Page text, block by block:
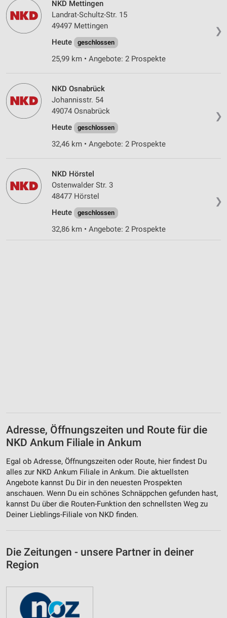
❯
NKD Mettingen
Landrat-Schultz-Str. 15
49497 Mettingen
Heute
geschlossen
25,99 km • Angebote: 2 Prospekte
❯
NKD Osnabrück
Johannisstr. 54
49074 Osnabrück
Heute
geschlossen
32,46 km • Angebote: 2 Prospekte
❯
NKD Hörstel
Ostenwalder Str. 3
48477 Hörstel
Heute
geschlossen
32,86 km • Angebote: 2 Prospekte
Adresse, Öffnungszeiten und Route für die
NKD Ankum Filiale in Ankum
Egal ob Adresse, Öffnungszeiten oder Route, hier findest Du
alles zur NKD Ankum Filiale in Ankum. Die aktuellsten
Angebote kannst Du Dir in den neuesten Prospekten
anschauen. Wenn Du ein schönes Schnäppchen gefunden hast,
kannst Du über die Routen-Funktion den schnellsten Weg zu
Deiner Lieblings-Filiale von NKD finden.
Die Zeitungen - unsere Partner in deiner
Region
Verwendung genauer Standortdaten
Geräte anhand von aktiv angeforderten
Informationen identifizieren
Nicht-IAB-Verarbeitungszwecke:
Performance
Funktional